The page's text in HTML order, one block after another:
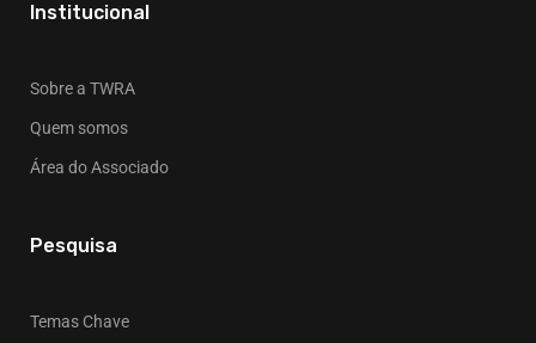
Institucional
Sobre a TWRA
Quem somos
Área do Associado
Pesquisa
Temas Chave